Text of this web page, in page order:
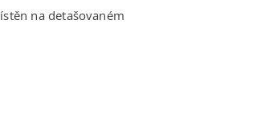
na detašovaném